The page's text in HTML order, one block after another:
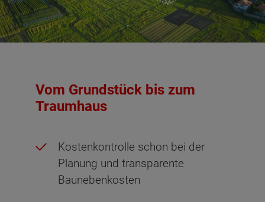
Vom Grundstück bis zum
Traumhaus
Kostenkontrolle schon bei der
Planung und transparente
Baunebenkosten